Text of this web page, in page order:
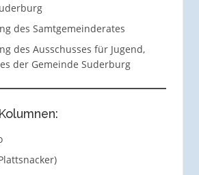
des Samtgemeinderates
des Ausschusses für Jugend,
der Gemeinde Suderburg